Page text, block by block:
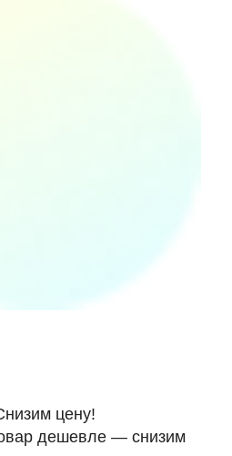
цену!
дешевле — снизим